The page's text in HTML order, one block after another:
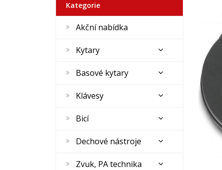
Kategorie
Akční nabídka
Kytary
Basové kytary
Klávesy
Bicí
Dechové nástroje
Zvuk, PA technika